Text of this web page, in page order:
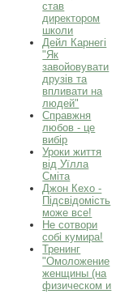
став
директором
школи
Дейл Карнегі
"Як
завойовувати
друзів та
впливати на
людей"
Справжня
любов - це
вибір
Уроки життя
від Уїлла
Сміта
Джон Кехо -
Підсвідомість
може все!
Не сотвори
собі кумира!
Тренинг
"Омоложение
женщины (на
физическом и